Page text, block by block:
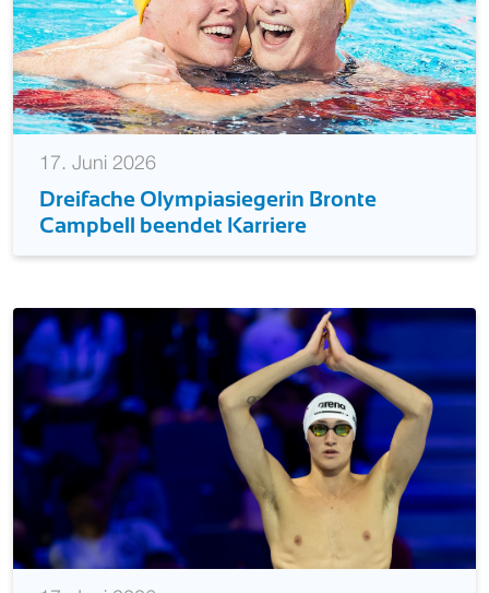
17. Juni 2026
Dreifache Olympiasiegerin Bronte
Campbell beendet Karriere